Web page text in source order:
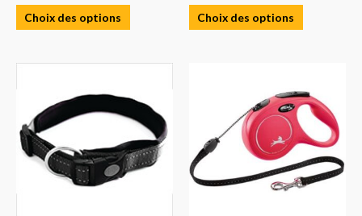
Choix des options Choix des options